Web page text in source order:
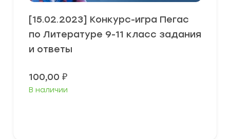
[15.02.2023] Конкурс-игра Пегас
по Литературе 9-11 класс задания
и ответы
100,00 ₽
В наличии